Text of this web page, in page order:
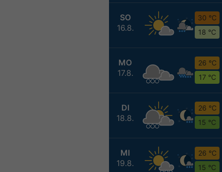
SO
16.8.
30 °C
18 °C
MO
17.8.
26 °C
17 °C
DI
18.8.
26 °C
15 °C
MI
19.8.
26 °C
15 °C